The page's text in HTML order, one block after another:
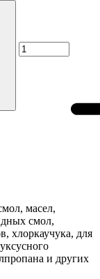
масел,
смол,
хлоркаучука, для
и других